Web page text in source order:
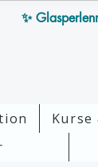
✨
Kurse